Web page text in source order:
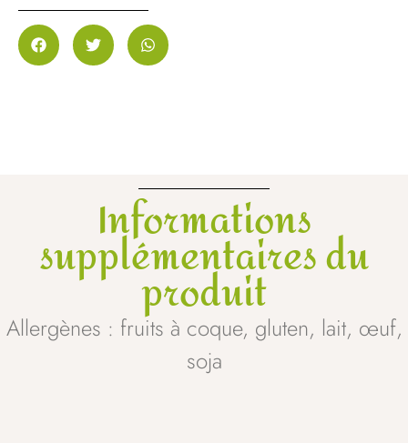
Informations
supplémentaires du
produit
Allergènes : fruits à coque, gluten, lait, œuf,
soja